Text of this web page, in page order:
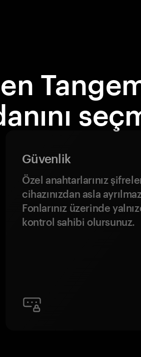
Güvenlik
Özel anahtarlarınız
cihazınızdan asla
Fonlarınız üzerinde
kontrol sahibi olursunuz.